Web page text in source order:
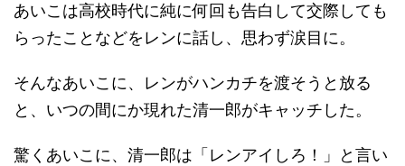
あいこは高校時代に純に何回も告白して交際しても
らったことなどをレンに話し、思わず涙目に。
そんなあいこに、レンがハンカチを渡そうと放る
と、いつの間にか現れた清一郎がキャッチした。
驚くあいこに、清一郎は「レンアイしろ！」と言い